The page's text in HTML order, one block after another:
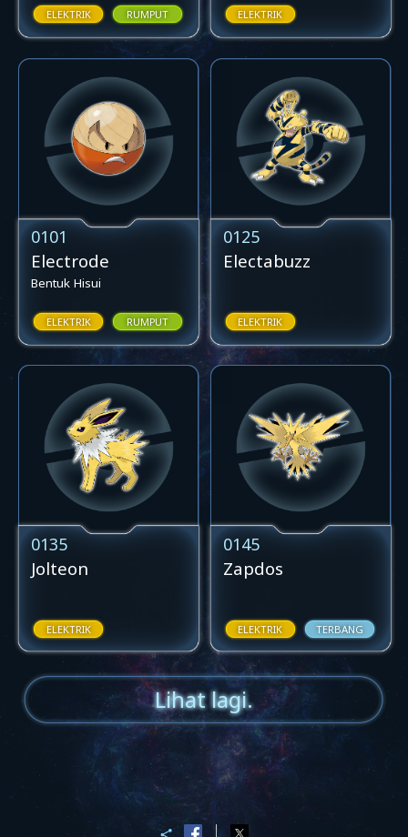
ELEKTRIK RUMPUT ELEKTRIK
0101
Electrode
Bentuk Hisui
ELEKTRIK RUMPUT
0125
Electabuzz
ELEKTRIK
0135
Jolteon
ELEKTRIK
0145
Zapdos
ELEKTRIK TERBANG
Lihat lagi.